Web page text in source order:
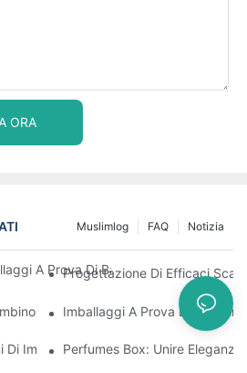
ORA
Notizia
FAQ
Muslimlog
A Prova Di Bambino: Garantire La
Progettazione Di Efficaci
Cosa Devi Sapere Per Essere
Imballaggi A Prova Di
Di Imballaggio A Prova Di Bambino
Perfumes Box: Unire Eleganza